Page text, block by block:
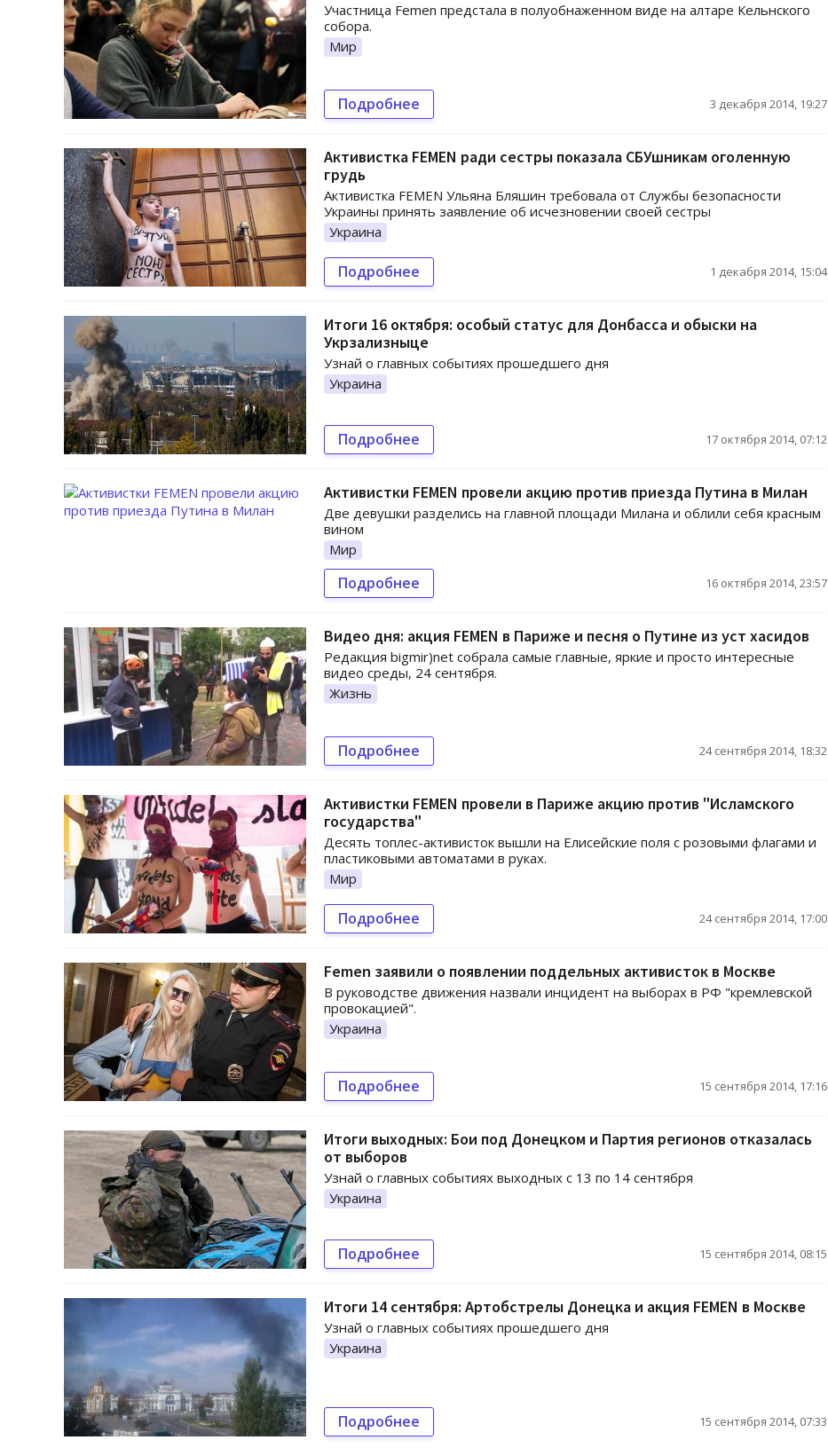
Участница Femen предстала в полуобнаженном виде на алтаре Кельнского
собора.
Мир
Подробнее 3 декабря 2014, 19:27
Активистка FEMEN ради сестры показала СБУшникам оголенную
грудь
Активистка FEMEN Ульяна Бляшин требовала от Службы безопасности
Украины принять заявление об исчезновении своей сестры
Украина
Подробнее 1 декабря 2014, 15:04
Итоги 16 октября: особый статус для Донбасса и обыски на
Укрзализныце
Узнай о главных событиях прошедшего дня
Украина
Подробнее 17 октября 2014, 07:12
Активистки FEMEN провели акцию против приезда Путина в Милан
Две девушки разделись на главной площади Милана и облили себя красным
вином
Мир
Подробнее 16 октября 2014, 23:57
Видео дня: акция FEMEN в Париже и песня о Путине из уст хасидов
Редакция bigmir)net собрала самые главные, яркие и просто интересные
видео среды, 24 сентября.
Жизнь
Подробнее 24 сентября 2014, 18:32
Активистки FEMEN провели в Париже акцию против "Исламского
государства"
Десять топлес-активисток вышли на Елисейские поля с розовыми флагами и
пластиковыми автоматами в руках.
Мир
Подробнее 24 сентября 2014, 17:00
Femen заявили о появлении поддельных активисток в Москве
В руководстве движения назвали инцидент на выборах в РФ "кремлевской
провокацией".
Украина
Подробнее 15 сентября 2014, 17:16
Итоги выходных: Бои под Донецком и Партия регионов отказалась
от выборов
Узнай о главных событиях выходных с 13 по 14 сентября
Украина
Подробнее 15 сентября 2014, 08:15
Итоги 14 сентября: Артобстрелы Донецка и акция FEMEN в Москве
Узнай о главных событиях прошедшего дня
Украина
Подробнее 15 сентября 2014, 07:33